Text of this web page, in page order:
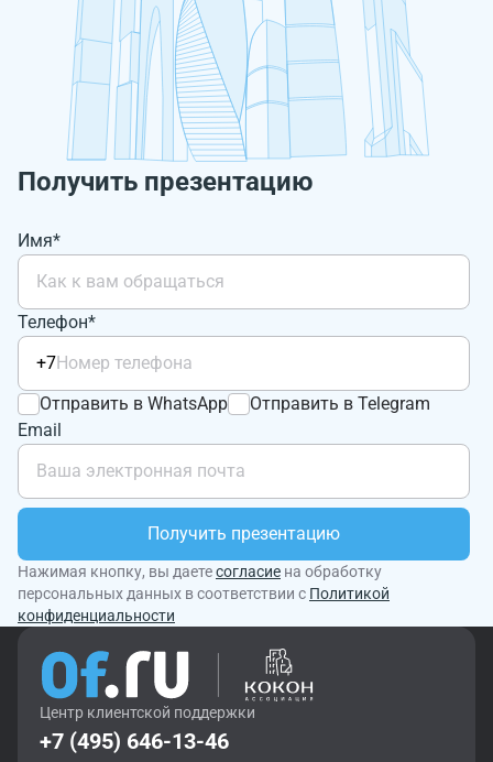
Получить презентацию
Имя*
Телефон*
+7
Отправить в WhatsApp
Отправить в Telegram
Email
Получить презентацию
Нажимая кнопку, вы даетесогласие на обработку
персональных данных в соответствии с Политикой
конфиденциальности
Центр клиентской поддержки
+7 (495) 646-13-46